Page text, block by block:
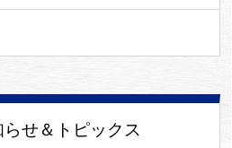
せ＆トピックス